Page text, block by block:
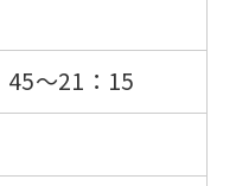
〜21：15